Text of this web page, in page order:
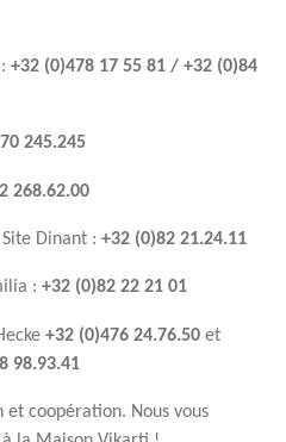
+32 (0)478 17 55 81 / +32 (0)84
245.245
268.62.00
Dinant : +32 (0)82 21.24.11
: +32 (0)82 22 21 01
+32 (0)476 24.76.50et
98.93.41
coopération. Nous vous